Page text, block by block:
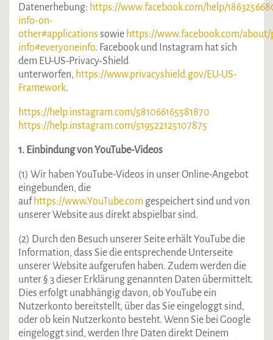
Datenerhebung: https://www.facebook.com/help/
info-on-
other#applications sowie https://www.facebook.com/
info#everyoneinfo. Facebook und Instagram hat sich
dem EU-US-Privacy-Shield
unterworfen, https://www.privacyshield.gov/EU-US-
Framework.
https://help.instagram.com/581066165581870
https://help.instagram.com/519522125107875
1. Einbindung von YouTube-Videos
(1) Wir haben YouTube-Videos in unser Online-Angebot
eingebunden, die
auf https://www.YouTube.com gespeichert sind und von
unserer Website aus direkt abspielbar sind.
(2) Durch den Besuch unserer Seite erhält YouTube die
Information, dass Sie die entsprechende Unterseite
unserer Website aufgerufen haben. Zudem werden die
unter § 3 dieser Erklärung genannten Daten übermittelt.
Dies erfolgt unabhängig davon, ob YouTube ein
Nutzerkonto bereitstellt, über das Sie eingeloggt sind,
oder ob kein Nutzerkonto besteht. Wenn Sie bei Google
eingeloggt sind, werden Ihre Daten direkt Deinem